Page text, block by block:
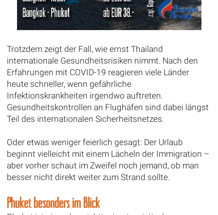
Trotzdem zeigt der Fall, wie ernst Thailand
internationale Gesundheitsrisiken nimmt. Nach den
Erfahrungen mit COVID-19 reagieren viele Länder
heute schneller, wenn gefährliche
Infektionskrankheiten irgendwo auftreten.
Gesundheitskontrollen an Flughäfen sind dabei längst
Teil des internationalen Sicherheitsnetzes.
Oder etwas weniger feierlich gesagt: Der Urlaub
beginnt vielleicht mit einem Lächeln der Immigration –
aber vorher schaut im Zweifel noch jemand, ob man
besser nicht direkt weiter zum Strand sollte.
Phuket besonders im Blick